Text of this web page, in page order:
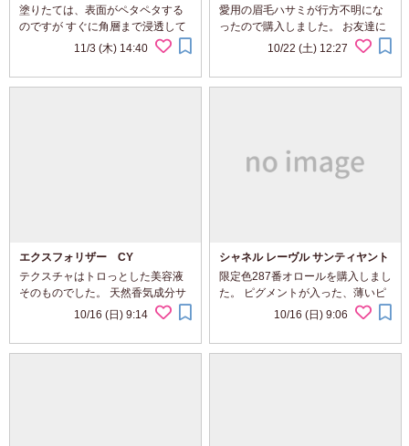
ショナー II
塗りたては、表面がペタペタする
のですが すぐに角層まで浸透して
しっとりすべすべな お肌になりま
く爽やかな香りで癒されます。 シ
11/3 (木) 14:40
愛用の眉毛ハサミが行方不明にな
ったので購入しました。 お友達に
何人にもプレゼントし、喜ばれて
ったという・・・(´ε｀；) キレ具合
10/22 (土) 12:27
エクスフォリザー CY
テクスチャはトロっとした美容液
そのものでした。 天然香気成分サ
イプレスオイル配合で、爽やかな
容液を２フ゜ッシュ程コットンに
10/16 (日) 9:14
シャネル レーヴル サンティヤント
限定色287番オロールを購入しまし
た。 ピグメントが入った、薄いピ
ンク色で重ねる口紅の色によって
ず、さりげないキラキラ感が気に
10/16 (日) 9:06